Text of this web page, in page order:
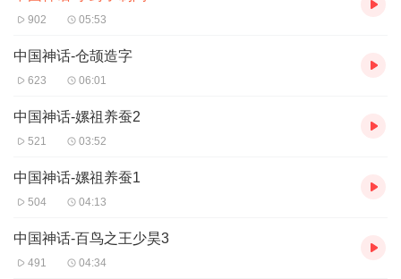
902 05:53
中国神话-仓颉造字
623 06:01
中国神话-嫘祖养蚕2
521 03:52
中国神话-嫘祖养蚕1
504 04:13
中国神话-百鸟之王少昊3
491 04:34